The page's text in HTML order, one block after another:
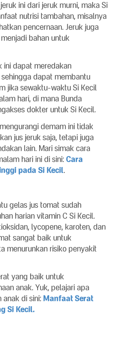
ini dari jeruk murni, maka Si
nutrisi tambahan, misalnya
pencernaan. Jeruk juga
bahan untuk
ini dapat meredakan
dapat membantu
jika sewaktu-waktu Si Kecil
hari, di mana Bunda
dokter untuk Si Kecil.
demam ini tidak
jus jeruk saja, tetapi juga
lain. Mari simak cara
hari ini di sini: Cara
pada Si Kecil.
gelas jus tomat sudah
harian vitamin C Si Kecil.
lycopene, karoten, dan
sangat baik untuk
menurunkan risiko penyakit
yang baik untuk
anak. Yuk, pelajari apa
di sini: Manfaat Serat
Si Kecil.